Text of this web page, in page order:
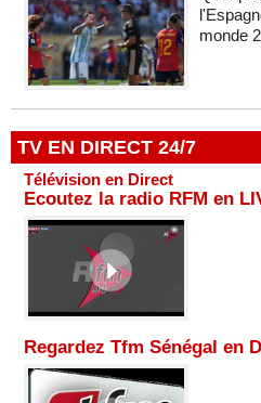
monde
TV EN DIRECT 24/7
Télévision en Direct
Ecoutez la radio RFM en
Regardez Tfm Sénégal en